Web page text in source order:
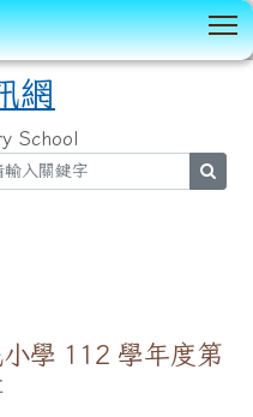
網
School
學 112 學年度第